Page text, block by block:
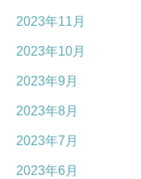
2023年11月
2023年10月
2023年9月
2023年8月
2023年7月
2023年6月